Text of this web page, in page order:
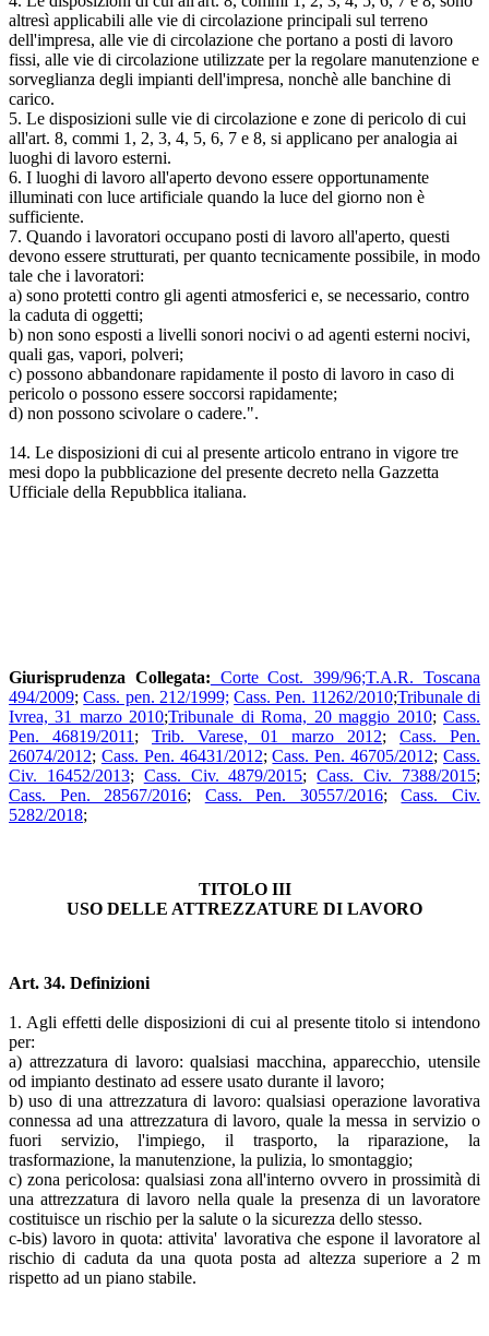
altresì applicabili alle vie di circolazione principali sul terreno
dell'impresa, alle vie di circolazione che portano a posti di lavoro
fissi, alle vie di circolazione utilizzate per la regolare manutenzione e
sorveglianza degli impianti dell'impresa, nonchè alle banchine di
carico.
5. Le disposizioni sulle vie di circolazione e zone di pericolo di cui
all'art. 8, commi 1, 2, 3, 4, 5, 6, 7 e 8, si applicano per analogia ai
luoghi di lavoro esterni.
6. I luoghi di lavoro all'aperto devono essere opportunamente
illuminati con luce artificiale quando la luce del giorno non è
sufficiente.
7. Quando i lavoratori occupano posti di lavoro all'aperto, questi
devono essere strutturati, per quanto tecnicamente possibile, in modo
tale che i lavoratori:
a) sono protetti contro gli agenti atmosferici e, se necessario, contro
la caduta di oggetti;
b) non sono esposti a livelli sonori nocivi o ad agenti esterni nocivi,
quali gas, vapori, polveri;
c) possono abbandonare rapidamente il posto di lavoro in caso di
pericolo o possono essere soccorsi rapidamente;
d) non possono scivolare o cadere.".
14. Le disposizioni di cui al presente articolo entrano in vigore tre
mesi dopo la pubblicazione del presente decreto nella Gazzetta
Ufficiale della Repubblica italiana.
Giurisprudenza Collegata: Corte Cost. 399/96;T.A.R. Toscana
494/2009;Cass. pen. 212/1999; Cass. Pen. 11262/2010;Tribunale di
Ivrea, 31 marzo 2010;Tribunale di Roma, 20 maggio 2010;Cass.
Pen. 46819/2011 ; Trib. Varese, 01 marzo 2012; Cass. Pen.
26074/2012; Cass. Pen. 46431/2012;Cass. Pen. 46705/2012;Cass.
Civ. 16452/2013; Cass. Civ. 4879/2015;Cass. Civ. 7388/2015;
Cass. Pen. 28567/2016; Cass. Pen. 30557/2016;Cass. Civ.
5282/2018;
TITOLO III
USO DELLE ATTREZZATURE DI LAVORO
Art. 34. Definizioni
1. Agli effetti delle disposizioni di cui al presente titolo si intendono
per:
a) attrezzatura di lavoro: qualsiasi macchina, apparecchio, utensile
od impianto destinato ad essere usato durante il lavoro;
b) uso di una attrezzatura di lavoro: qualsiasi operazione lavorativa
connessa ad una attrezzatura di lavoro, quale la messa in servizio o
fuori servizio, l'impiego, il trasporto, la riparazione, la
trasformazione, la manutenzione, la pulizia, lo smontaggio;
c) zona pericolosa: qualsiasi zona all'interno ovvero in prossimità di
una attrezzatura di lavoro nella quale la presenza di un lavoratore
costituisce un rischio per la salute o la sicurezza dello stesso.
c-bis) lavoro in quota: attivita' lavorativa che espone il lavoratore al
rischio di caduta da una quota posta ad altezza superiore a 2 m
rispetto ad un piano stabile.